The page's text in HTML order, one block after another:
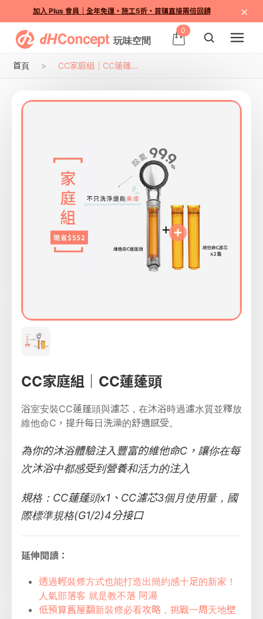
加入 Plus 會員｜全年免運・施工5折・首購直接兩倍回饋 ×
0
首頁 CC家庭組｜CC蓮蓬...
CC家庭組｜CC蓮蓬頭
浴室安裝CC蓮蓬頭與濾芯，在沐浴時過濾水質並釋放
維他命C，提升每日洗澡的舒適感受。
為你的沐浴體驗注入豐富的維他命C，讓你在每
次沐浴中都感受到營養和活力的注入
規格：CC蓮蓬頭x1、CC濾芯3個月使用量，國
際標準規格(G1/2)4分接口
延伸閱讀：
透過輕裝修方式也能打造出簡約感十足的新家！
人氣部落客 就是教不落 阿湯
低預算舊屋翻新裝修必看攻略，挑戰一周天地壁